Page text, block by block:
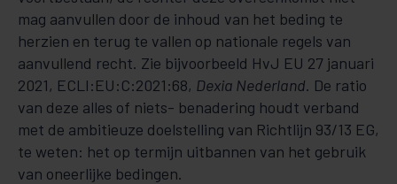
mag aanvullen door de inhoud van het beding te
herzien en terug te vallen op nationale regels van
aanvullend recht. Zie bijvoorbeeld HvJ EU 27 januari
2021, ECLI:EU:C:2021:68, Dexia Nederland. De ratio
van deze alles of niets- benadering houdt verband
met de ambitieuze doelstelling van Richtlijn 93/13 EG,
te weten: het op termijn uitbannen van het gebruik
van oneerlijke bedingen.